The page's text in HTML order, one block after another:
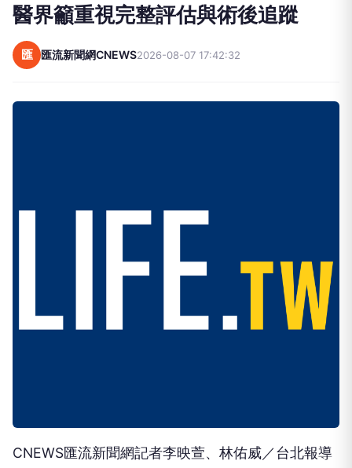
醫界籲重視完整評估與術後追蹤
匯 匯流新聞網CNEWS2026-08-07 17:42:32
CNEWS匯流新聞網記者李映萱、林佑威／台北報導